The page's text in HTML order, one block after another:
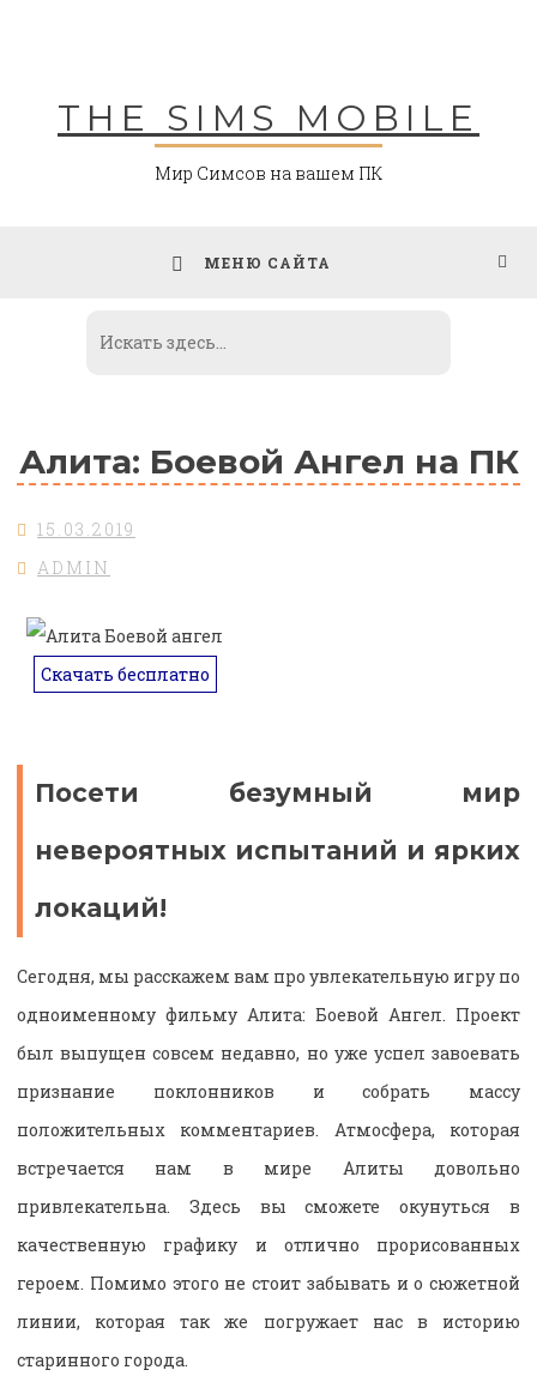
THE SIMS MOBILE
Мир Симсов на вашем ПК
МЕНЮ САЙТА
Алита: Боевой Ангел на ПК
15.03.2019
ADMIN
Скачать бесплатно
Посети безумный мир
невероятных испытаний и ярких
локаций!
Сегодня, мы расскажем вам про увлекательную игру по
одноименному фильму Алита: Боевой Ангел. Проект
был выпущен совсем недавно, но уже успел завоевать
признание поклонников и собрать массу
положительных комментариев. Атмосфера, которая
встречается нам в мире Алиты довольно
привлекательна. Здесь вы сможете окунуться в
качественную графику и отлично прорисованных
героем. Помимо этого не стоит забывать и о сюжетной
линии, которая так же погружает нас в историю
старинного города.